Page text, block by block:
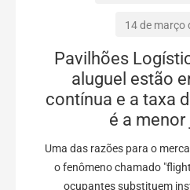
14 de março
Pavilhões
aluguel estão
contínua e a taxa
é a menor
Uma das razões para o
o fenômeno chamado
ocupantes substituem